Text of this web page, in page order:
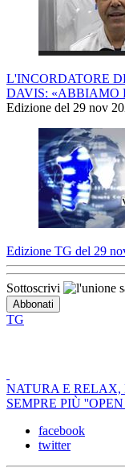
L'INCORDATORE
DAVIS: «ABBIAMO
Edizione del 29 nov
Edizione TG del 29
Sottoscrivi
TG
NATURA E RELAX,
SEMPRE PIÙ
facebook
twitter